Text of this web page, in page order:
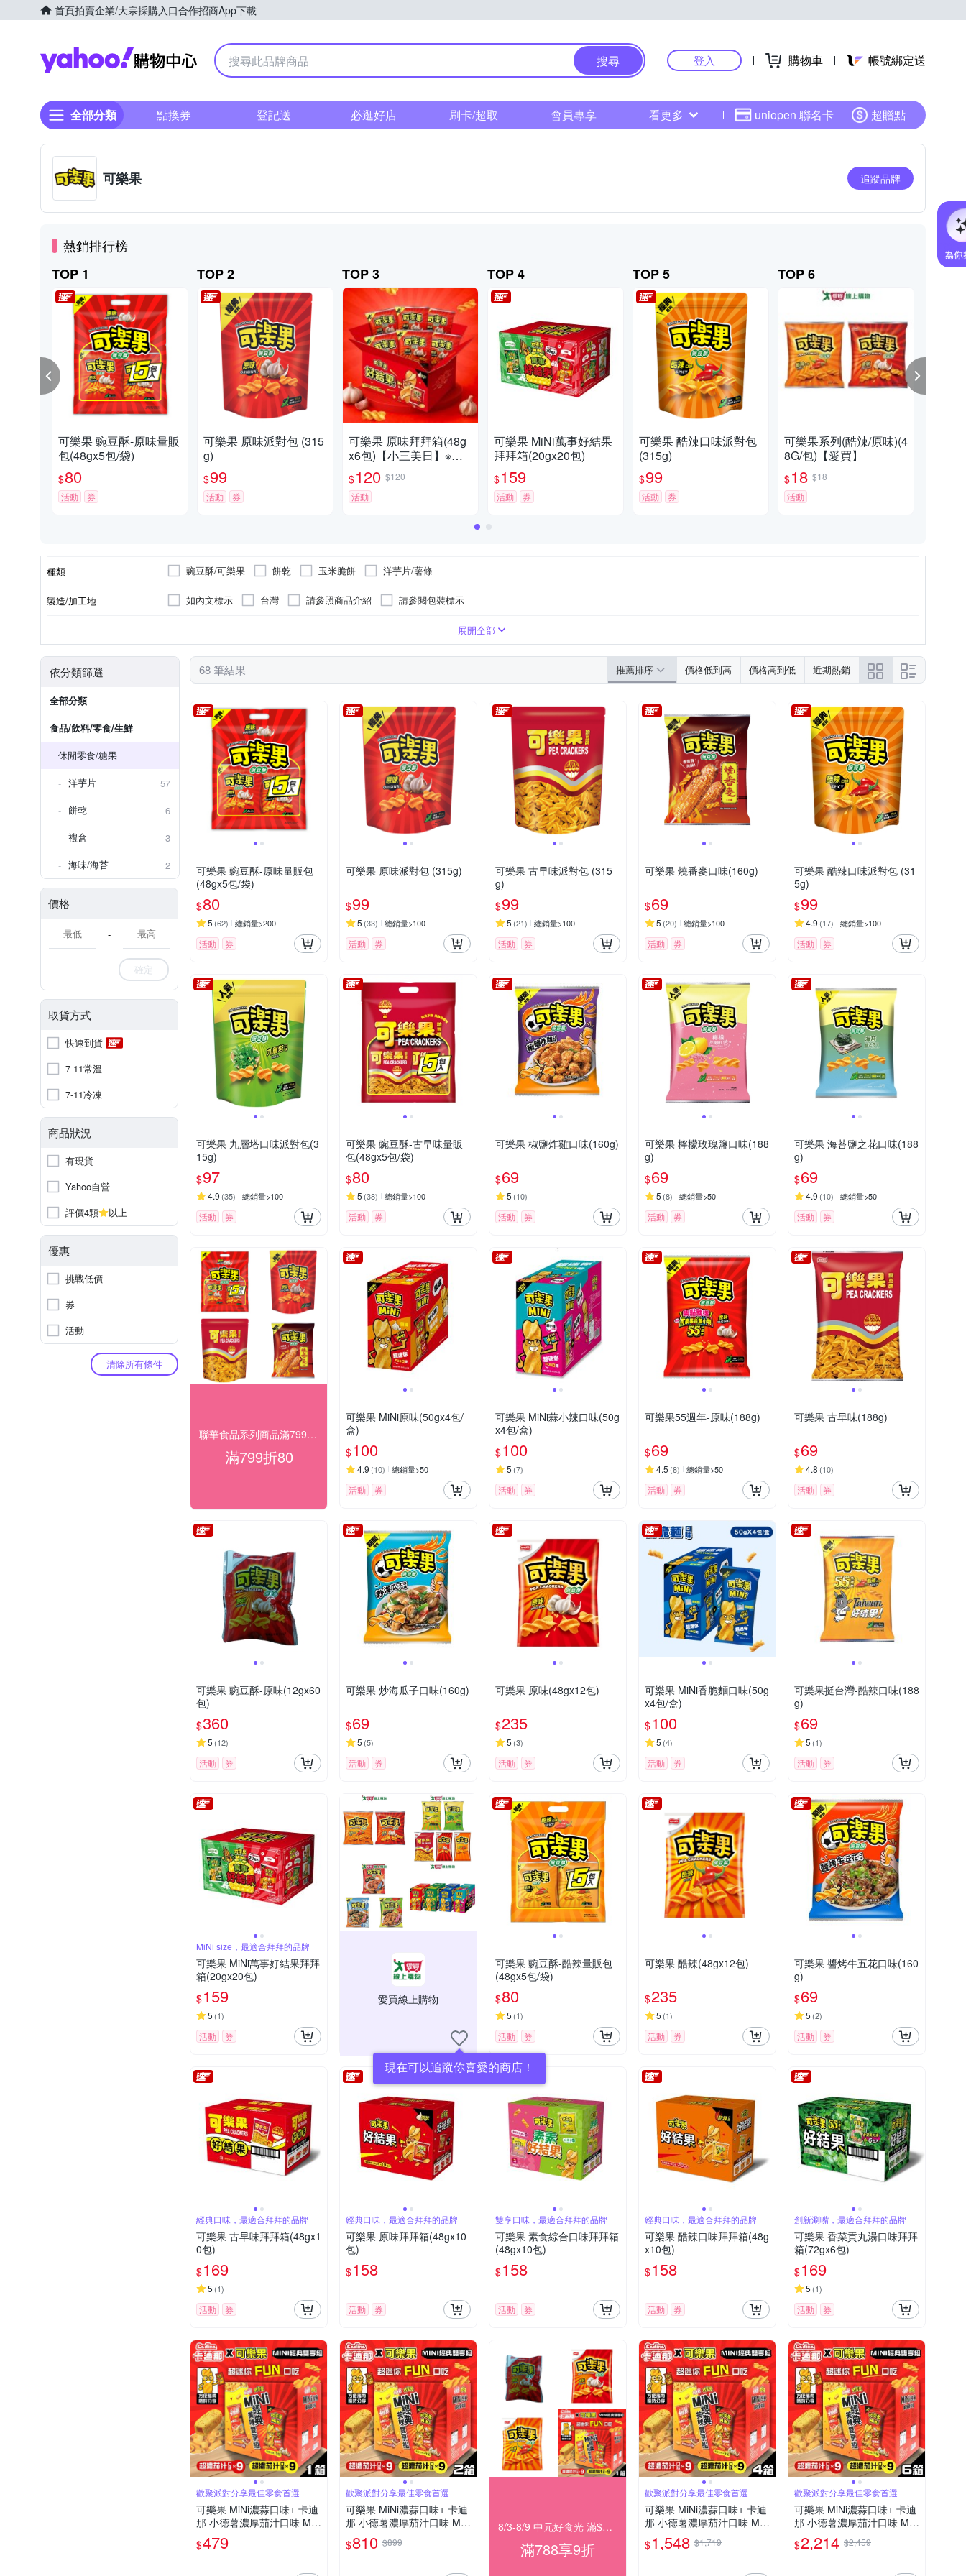
首頁拍賣企業/大宗採購入口合作招商App下載
Yahoo購物中心
搜尋 登入 購物車 帳號綁定送
全部分類 點換券 登記送 必逛好店 刷卡/超取 會員專享 看更多 uniopen 聯名卡 超贈點
可樂果 追蹤品牌
熱銷排行榜
TOP 1
可樂果 豌豆酥-原味量販
包(48gx5包/袋)
$80
活動 券
TOP 2
可樂果 原味派對包 (315
g)
$99
活動 券
TOP 3
可樂果 原味拜拜箱(48g
x6包)【小三美日】※限
宅配／禁空運 DS01501
8 普渡 中元 團拜 箱購
$120 $120
活動
TOP 4
可樂果 MiNi萬事好結果
拜拜箱(20gx20包)
$159
活動 券
TOP 5
可樂果 酷辣口味派對包
(315g)
$99
活動 券
TOP 6
可樂果系列(酷辣/原味)(4
8G/包)【愛買】
$18 $18
活動
種類 豌豆酥/可樂果 餅乾 玉米脆餅 洋芋片/薯條
製造/加工地 如內文標示 台灣 請參照商品介紹 請參閱包裝標示
展開全部
依分類篩選
全部分類
食品/飲料/零食/生鮮
休閒零食/糖果
洋芋片
57
餅乾
6
禮盒
3
海味/海苔
2
價格
-
確定
取貨方式
快速到貨
7-11常溫
7-11冷凍
商品狀況
有現貨
Yahoo自營
評價4顆
以上
優惠
挑戰低價
券
活動
清除所有條件
68 筆結果 推薦排序 價格低到高 價格高到低 近期熱銷
可樂果 豌豆酥-原味量販包
(48gx5包/袋)
$80
5 (62) 總銷量>200
活動 券
可樂果 原味派對包 (315g)
$99
5 (33) 總銷量>100
活動 券
可樂果 古早味派對包 (315
g)
$99
5 (21) 總銷量>100
活動 券
可樂果 燒番麥口味(160g)
$69
5 (20) 總銷量>100
活動 券
可樂果 酷辣口味派對包 (31
5g)
$99
4.9 (17) 總銷量>100
活動 券
可樂果 九層塔口味派對包(3
15g)
$97
4.9 (35) 總銷量>100
活動 券
可樂果 豌豆酥-古早味量販
包(48gx5包/袋)
$80
5 (38) 總銷量>100
活動 券
可樂果 椒鹽炸雞口味(160g)
$69
5 (10)
活動 券
可樂果 檸檬玫瑰鹽口味(188
g)
$69
5 (8) 總銷量>50
活動 券
可樂果 海苔鹽之花口味(188
g)
$69
4.9 (10) 總銷量>50
活動 券
聯華食品系列商品滿799折$80滿額再送
滿799折80
可樂果 MiNi原味(50gx4包/
盒)
$100
4.9 (10) 總銷量>50
活動 券
可樂果 MiNi蒜小辣口味(50g
x4包/盒)
$100
5 (7)
活動 券
可樂果55週年-原味(188g)
$69
4.5 (8) 總銷量>50
活動 券
可樂果 古早味(188g)
$69
4.8 (10)
活動 券
可樂果 豌豆酥-原味(12gx60
包)
$360
5 (12)
活動 券
可樂果 炒海瓜子口味(160g)
$69
5 (5)
活動 券
可樂果 原味(48gx12包)
$235
5 (3)
活動 券
可樂果 MiNi香脆麵口味(50g
x4包/盒)
$100
5 (4)
活動 券
可樂果挺台灣-酷辣口味(188
g)
$69
5 (1)
活動 券
MiNi size，最適合拜拜的品牌
可樂果 MiNi萬事好結果拜拜
箱(20gx20包)
$159
5 (1)
活動 券
愛買線上購物
現在可以追蹤你喜愛的商店！
可樂果 豌豆酥-酷辣量販包
(48gx5包/袋)
$80
5 (1)
活動 券
可樂果 酷辣(48gx12包)
$235
5 (1)
活動 券
可樂果 醬烤牛五花口味(160
g)
$69
5 (2)
活動 券
經典口味，最適合拜拜的品牌
可樂果 古早味拜拜箱(48gx1
0包)
$169
5 (1)
活動 券
經典口味，最適合拜拜的品牌
可樂果 原味拜拜箱(48gx10
包)
$158
活動 券
雙享口味，最適合拜拜的品牌
可樂果 素食綜合口味拜拜箱
(48gx10包)
$158
活動 券
經典口味，最適合拜拜的品牌
可樂果 酷辣口味拜拜箱(48g
x10包)
$158
活動 券
創新涮嘴，最適合拜拜的品牌
可樂果 香菜貢丸湯口味拜拜
箱(72gx6包)
$169
5 (1)
活動 券
歡聚派對分享最佳零食首選
可樂果 MiNi濃蒜口味+ 卡迪
那 小德薯濃厚茄汁口味 MiN
i經典美味雙享組x1盒(兩款
各9包)
$479
歡聚派對分享最佳零食首選
可樂果 MiNi濃蒜口味+ 卡迪
那 小德薯濃厚茄汁口味 MiN
i經典美味雙享組x2盒(兩款
各9包)
$810 $899
8/3-8/9 中元好食光 滿$788享9折
滿788享9折
歡聚派對分享最佳零食首選
可樂果 MiNi濃蒜口味+ 卡迪
那 小德薯濃厚茄汁口味 MiN
i經典美味雙享組x4盒(兩款
各9包)
$1,548 $1,719
歡聚派對分享最佳零食首選
可樂果 MiNi濃蒜口味+ 卡迪
那 小德薯濃厚茄汁口味 MiN
i經典美味雙享組x6盒(兩款
各9包)
$2,214 $2,459